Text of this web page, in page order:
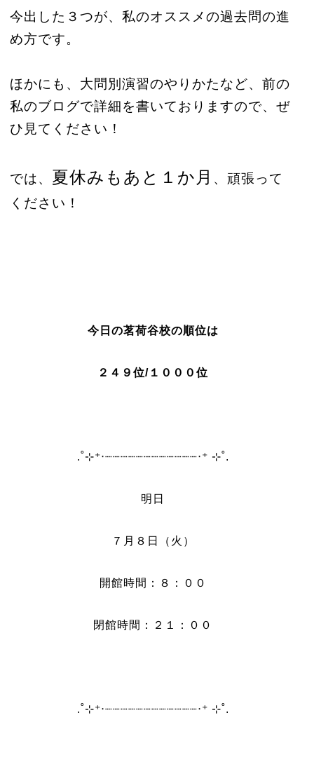
今出した３つが、私のオススメの過去問の進
め方です。
ほかにも、大問別演習のやりかたなど、前の
私のブログで詳細を書いておりますので、ぜ
ひ見てください！
では、 夏休みもあと１か月 、頑張って
ください！
今日の茗荷谷校の順位は
２４９位/１０００位
.˚⊹⁺‧┈┈┈┈┈┈┈┈┈┈┈┈‧⁺ ⊹˚.
明日
７月８日（火）
開館時間：８：００
閉館時間：２１：００
.˚⊹⁺‧┈┈┈┈┈┈┈┈┈┈┈┈‧⁺ ⊹˚.